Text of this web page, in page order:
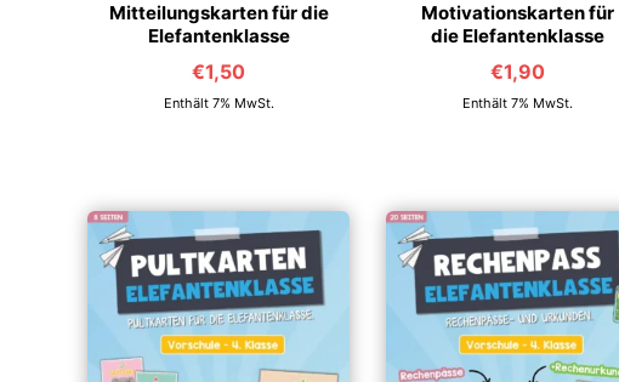
Mitteilungskarten für die
Elefantenklasse
€1,50
Enthält 7% MwSt.
Motivationskarten für
die Elefantenklasse
€1,90
Enthält 7% MwSt.